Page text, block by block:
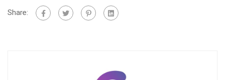
Share: